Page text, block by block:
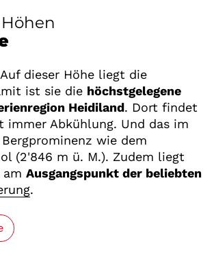
Auf dieser Höhe liegt die
ist sie die höchstgelegene
Heidiland. Dort findet
immer Abkühlung. Und das im
wie dem
(2'846 m ü. M.). Zudem liegt
Ausgangspunkt der beliebten
.